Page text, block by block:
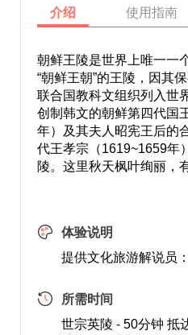
介绍 使用指南
朝鲜王陵是世界上唯一一
“朝鲜王朝”的王陵，因其
联合国教科文组织列入世
创制韩文的朝鲜第四代国
年）及其夫人昭宪王后的
代王孝宗（1619~1659年
陵。这里秋天枫叶绚丽，
体验说明
提供文化旅游解说员
所需时间
世宗英陵 - 50分钟 抵